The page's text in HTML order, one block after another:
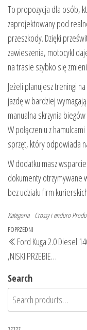
To propozycja dla osób,
zaprojektowany pod
przeszkody. Dzięki
zawieszenia, motocykl
na trasie szybko się
Jeżeli planujesz treningi
jazdę w bardziej
manualna skrzynia
W połączeniu z
sprzęt, który odpowiada
W dodatku masz
dokumenty otrzymywane
bez udziału firm
Kategoria Crossy i enduro
Nawigacja
wpisu
Poprzedni
wpis
POPRZEDNI
Ford Kuga 2.0 Diesel
,NISKI PRZEBIE…
Search